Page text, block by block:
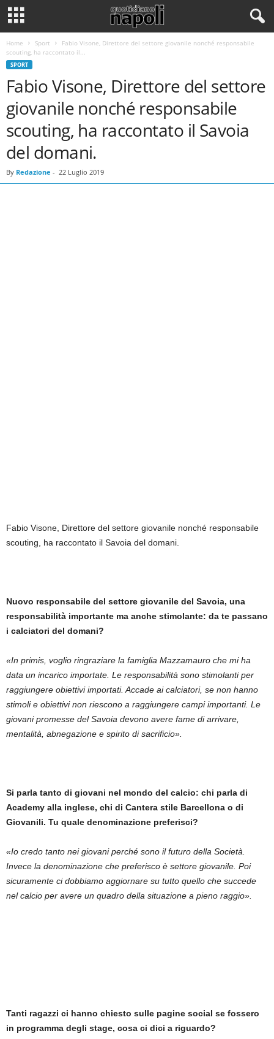
Home Sport
Fabio Visone, Direttore del settore giovanile nonché responsabile
scouting, ha raccontato il...
SPORT
Fabio Visone, Direttore del settore
giovanile nonché responsabile
scouting, ha raccontato il Savoia
del domani.
By Redazione - 22 Luglio 2019
Fabio Visone, Direttore del settore giovanile nonché responsabile
scouting, ha raccontato il Savoia del domani.
Nuovo responsabile del settore giovanile del Savoia, una
responsabilità importante ma anche stimolante: da te passano
i calciatori del domani?
«In primis, voglio ringraziare la famiglia Mazzamauro che mi ha
data un incarico importate. Le responsabilità sono stimolanti per
raggiungere obiettivi importati. Accade ai calciatori, se non hanno
stimoli e obiettivi non riescono a raggiungere campi importanti. Le
giovani promesse del Savoia devono avere fame di arrivare,
mentalità, abnegazione e spirito di sacrificio».
Si parla tanto di giovani nel mondo del calcio: chi parla di
Academy alla inglese, chi di Cantera stile Barcellona o di
Giovanili. Tu quale denominazione preferisci?
«Io credo tanto nei giovani perché sono il futuro della Società.
Invece la denominazione che preferisco è settore giovanile. Poi
sicuramente ci dobbiamo aggiornare su tutto quello che succede
nel calcio per avere un quadro della situazione a pieno raggio».
Tanti ragazzi ci hanno chiesto sulle pagine social se fossero
in programma degli stage, cosa ci dici a riguardo?